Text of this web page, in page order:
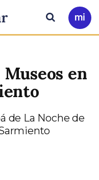
Ir
a
Buscar
en
de La Noche de